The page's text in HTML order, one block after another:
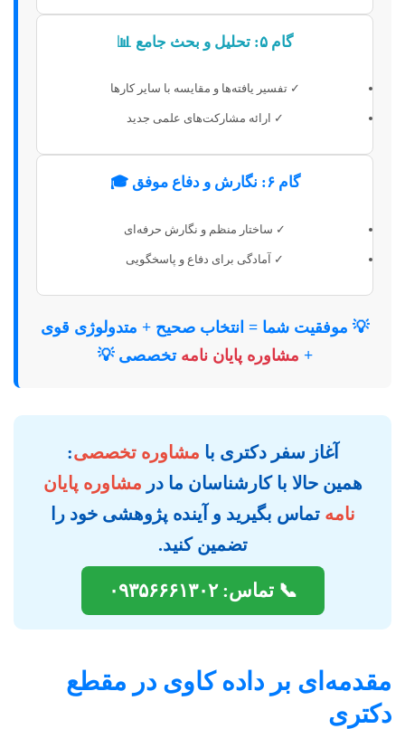
گام ۵: تحلیل و بحث جامع 📊
✓ تفسیر یافته‌ها و مقایسه با سایر کارها
✓ ارائه مشارکت‌های علمی جدید
گام ۶: نگارش و دفاع موفق 🎓
✓ ساختار منظم و نگارش حرفه‌ای
✓ آمادگی برای دفاع و پاسخگویی
💡 موفقیت شما = انتخاب صحیح + متدولوژی قوی
+ مشاوره پایان نامه تخصصی 💡
آغاز سفر دکتری با مشاوره تخصصی:
همین حالا با کارشناسان ما در مشاوره پایان
نامه تماس بگیرید و آینده پژوهشی خود را
تضمین کنید.
📞 تماس: ۰۹۳۵۶۶۶۱۳۰۲
مقدمه‌ای بر داده کاوی در مقطع
دکتری